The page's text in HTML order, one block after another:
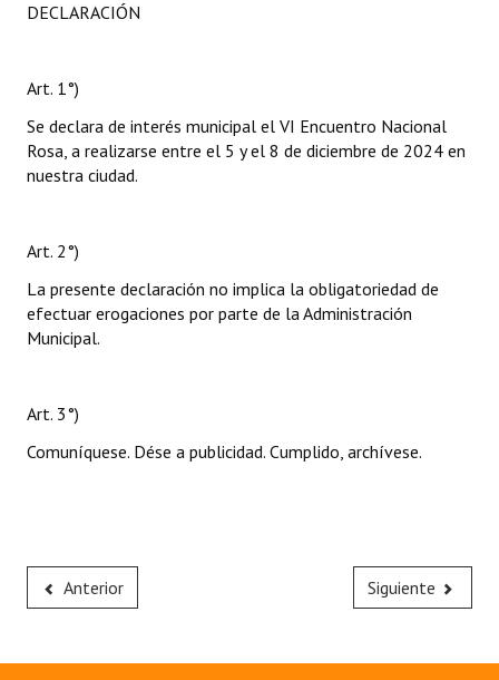
DECLARACIÓN
Art. 1°)
Se declara de interés municipal el VI Encuentro Nacional
Rosa, a realizarse entre el 5 y el 8 de diciembre de 2024 en
nuestra ciudad.
Art. 2°)
La presente declaración no implica la obligatoriedad de
efectuar erogaciones por parte de la Administración
Municipal.
Art. 3°)
Comuníquese. Dése a publicidad. Cumplido, archívese.
Anterior Siguiente